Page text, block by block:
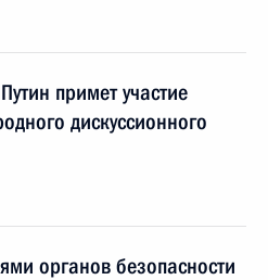
примет участие
дискуссионного
органов безопасности